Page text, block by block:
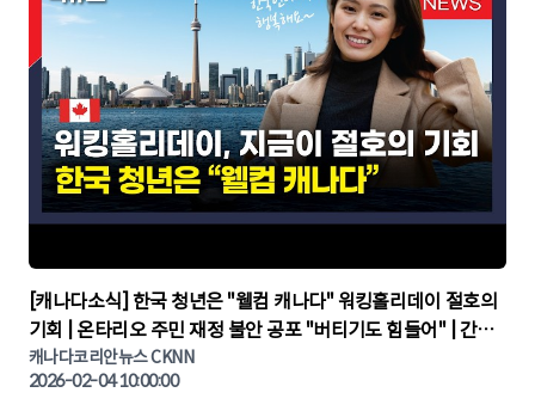
▶
[캐나다소식] 한국 청년은 "웰컴 캐나다" 워킹홀리데이 절호의
기회 | 온타리오 주민 재정 불안 공포 "버티기도 힘들어" | 간추
린 캐나다뉴스 | CKNNEWS, 캐나다코리안뉴스
캐나다코리안뉴스 CKNN
2026-02-04 10:00:00